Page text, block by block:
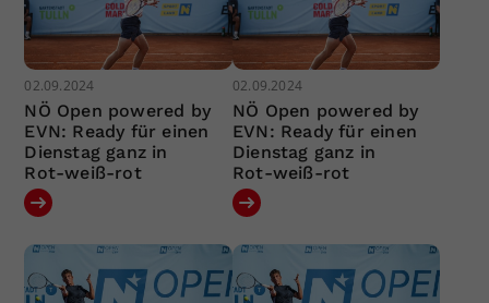
02.09.2024
NÖ Open powered by
EVN: Ready für einen
Dienstag ganz in
Rot-weiß-rot
02.09.2024
NÖ Open powered by
EVN: Ready für einen
Dienstag ganz in
Rot-weiß-rot